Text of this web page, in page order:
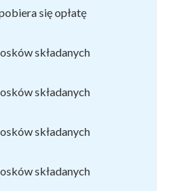
się opłatę
składanych
składanych
składanych
składanych